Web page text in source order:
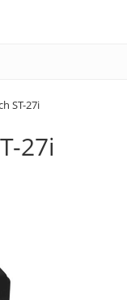
ST-27i
27i